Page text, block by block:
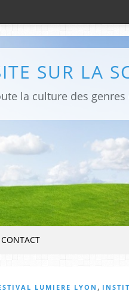
SUR LA
CONTACT
LUMIERE LYON ,